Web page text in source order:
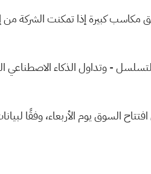
مما يعني إمكانية تحقيق مكاسب كبيرة إذا
التسلسل - وتداول الذكاء
وفقًا